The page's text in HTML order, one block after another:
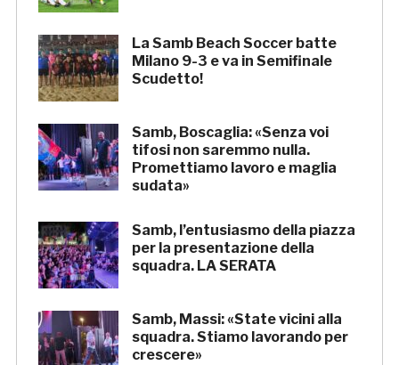
La Samb Beach Soccer batte
Milano 9-3 e va in Semifinale
Scudetto!
Samb, Boscaglia: «Senza voi
tifosi non saremmo nulla.
Promettiamo lavoro e maglia
sudata»
Samb, l’entusiasmo della piazza
per la presentazione della
squadra. LA SERATA
Samb, Massi: «State vicini alla
squadra. Stiamo lavorando per
crescere»